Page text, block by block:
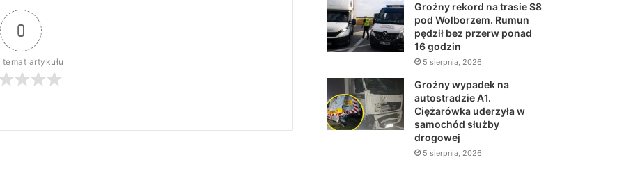
0
temat artykułu
Groźny rekord na trasie S8
pod Wolborzem. Rumun
pędził bez przerw ponad
16 godzin
5 sierpnia, 2026
Groźny wypadek na
autostradzie A1.
Ciężarówka uderzyła w
samochód służby
drogowej
5 sierpnia, 2026